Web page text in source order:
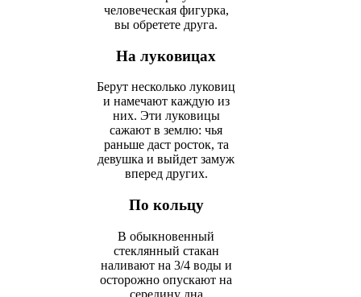
человеческая фигурка,
вы обретете друга.
На луковицах
Берут несколько луковиц
и намечают каждую из
них. Эти луковицы
сажают в землю: чья
раньше даст росток, та
девушка и выйдет замуж
вперед других.
По кольцу
В обыкновенный
стеклянный стакан
наливают на 3/4 воды и
осторожно опускают на
середину дна